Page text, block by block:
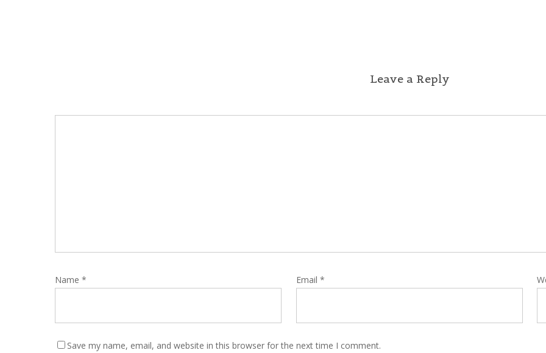
Leave a Reply
Name * Email *
Save my name, email, and website in this browser for the next time I comment.